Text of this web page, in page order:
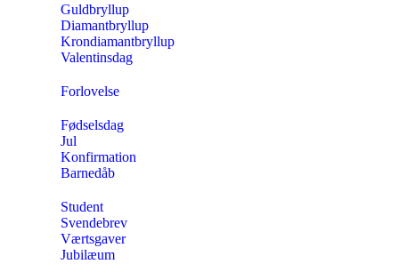
Guldbryllup
Diamantbryllup
Krondiamantbryllup
Valentinsdag
Forlovelse
Fødselsdag
Jul
Konfirmation
Barnedåb
Student
Svendebrev
Værtsgaver
Jubilæum